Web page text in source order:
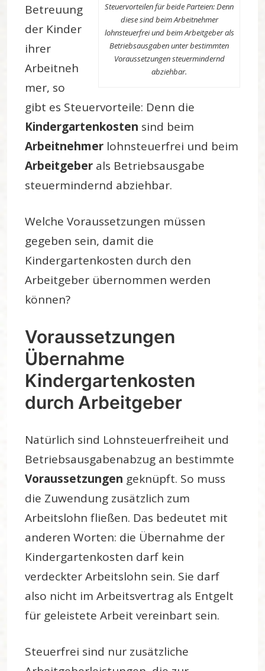
Steuervorteilen für beide Parteien: Denn
diese sind beim Arbeitnehmer
lohnsteuerfrei und beim Arbeitgeber als
Betriebsausgaben unter bestimmten
Voraussetzungen steuermindernd
abziehbar.
Betreuung
der Kinder
ihrer
Arbeitneh
mer, so
gibt es Steuervorteile: Denn die
Kindergartenkosten sind beim
Arbeitnehmer lohnsteuerfrei und beim
Arbeitgeber als Betriebsausgabe
steuermindernd abziehbar.
Welche Voraussetzungen müssen
gegeben sein, damit die
Kindergartenkosten durch den
Arbeitgeber übernommen werden
können?
Voraussetzungen
Übernahme
Kindergartenkosten
durch Arbeitgeber
Natürlich sind Lohnsteuerfreiheit und
Betriebsausgabenabzug an bestimmte
Voraussetzungen geknüpft. So muss
die Zuwendung zusätzlich zum
Arbeitslohn fließen. Das bedeutet mit
anderen Worten: die Übernahme der
Kindergartenkosten darf kein
verdeckter Arbeitslohn sein. Sie darf
also nicht im Arbeitsvertrag als Entgelt
für geleistete Arbeit vereinbart sein.
Steuerfrei sind nur zusätzliche